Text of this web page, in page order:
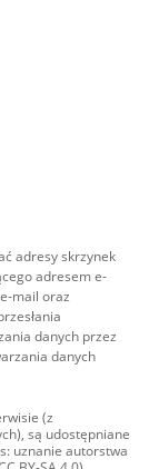
adresy skrzynek
adresem e-
mail oraz
danych przez
danych
(z
są udostępniane
uznanie autorstwa